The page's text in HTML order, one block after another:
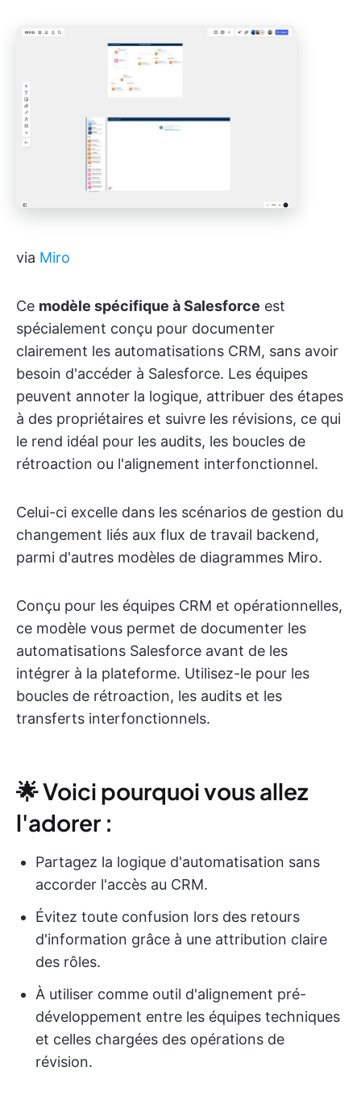
via Miro
Ce modèle spécifique à Salesforce est
spécialement conçu pour documenter
clairement les automatisations CRM, sans avoir
besoin d'accéder à Salesforce. Les équipes
peuvent annoter la logique, attribuer des étapes
à des propriétaires et suivre les révisions, ce qui
le rend idéal pour les audits, les boucles de
rétroaction ou l'alignement interfonctionnel.
Celui-ci excelle dans les scénarios de gestion du
changement liés aux flux de travail backend,
parmi d'autres modèles de diagrammes Miro.
Conçu pour les équipes CRM et opérationnelles,
ce modèle vous permet de documenter les
automatisations Salesforce avant de les
intégrer à la plateforme. Utilisez-le pour les
boucles de rétroaction, les audits et les
transferts interfonctionnels.
🌟 Voici pourquoi vous allez
l'adorer :
Partagez la logique d'automatisation sans
accorder l'accès au CRM.
Évitez toute confusion lors des retours
d'information grâce à une attribution claire
des rôles.
À utiliser comme outil d'alignement pré-
développement entre les équipes techniques
et celles chargées des opérations de
révision.